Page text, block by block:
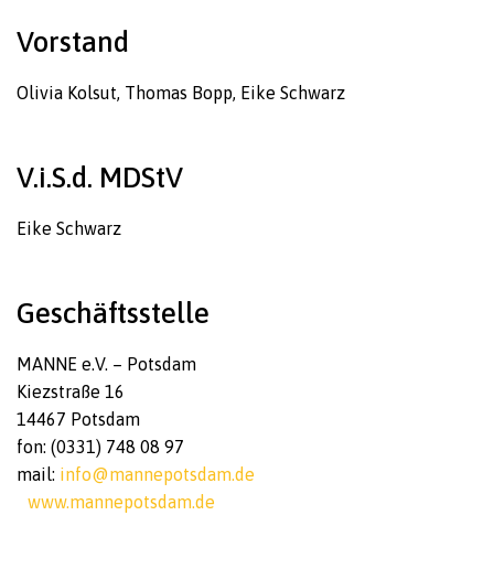
Vorstand
Olivia Kolsut, Thomas Bopp, Eike Schwarz
V.i.S.d. MDStV
Eike Schwarz
Geschäftsstelle
MANNE e.V. – Potsdam
Kiezstraße 16
14467 Potsdam
fon: (0331) 748 08 97
mail: info@mannepotsdam.de
www.mannepotsdam.de